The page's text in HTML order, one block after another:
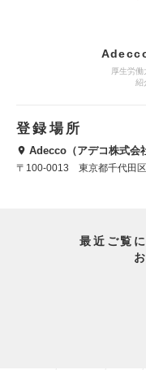
Adecco
厚生労
紹
登録場所
Adecco（アデコ株式会
〒100-0013 東京都千代田
最近ご覧